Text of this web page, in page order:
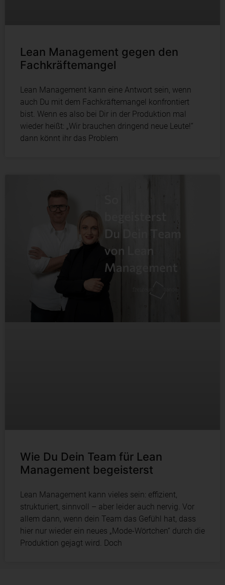
Lean Management gegen den
Fachkräftemangel
Lean Management kann eine Antwort sein, wenn
auch Du mit dem Fachkräftemangel konfrontiert
bist. Wenn es also bei Dir in der Produktion mal
wieder heißt: „Wir brauchen dringend neue Leute!“
dann könnt ihr das Problem
Wie Du Dein Team für Lean
Management begeisterst
Lean Management kann vieles sein: effizient,
strukturiert, sinnvoll – aber leider auch nervig. Vor
allem dann, wenn dein Team das Gefühl hat, dass
hier nur wieder ein neues „Mode-Wörtchen“ durch die
Produktion gejagt wird. Doch